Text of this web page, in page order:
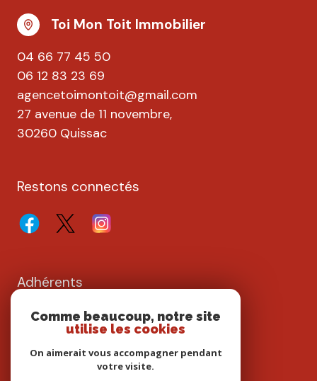
Toi Mon Toit Immobilier
04 66 77 45 50
06 12 83 23 69
agencetoimontoit@gmail.com
27 avenue de 11 novembre,
30260 Quissac
Restons connectés
Adhérents
Comme beaucoup, notre site
utilise les cookies
On aimerait vous accompagner pendant
votre visite.